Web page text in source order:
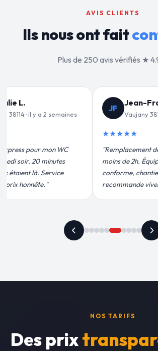
AVIS CLIENTS
Ils nous ont fait
Plus de 250 avis vérifiés ★
C.
· il y a 3 semaines
mon chauffe-eau en
très pro, devis
propre. Je
VD
Valérie D.
Vaujany 38114
★★★★★
"Un grand merci à
pour leur
efficace. Fuite
plus qu'honnête !"
NOS TARIFS
Des prix